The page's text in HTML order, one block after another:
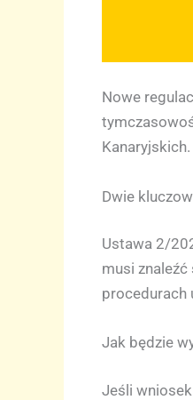
Nowe
Kanaryjskich.
Dwie
Ustawa 2/
musi
procedurach
Jak będzie
Jeśli